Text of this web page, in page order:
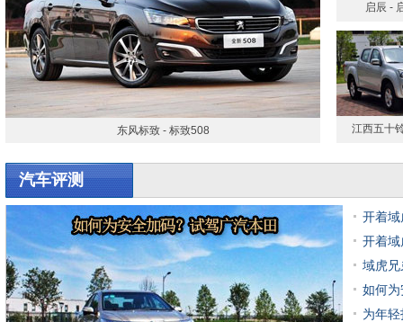
东风标致 - 标致508
启辰 -
江西五十
汽车评测
开着
开着
域虎
如何
为年